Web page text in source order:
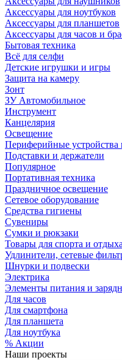
Аксессуары для ноутбуков
Аксессуары для планшетов
Аксессуары для часов и
Бытовая техника
Всё для селфи
Детские игрушки и игры
Защита на камеру
Зонт
ЗУ Автомобильное
Инструмент
Канцелярия
Освещение
Периферийные устройства
Подставки и держатели
Популярное
Портативная техника
Праздничное освещение
Сетевое оборудование
Средства гигиены
Сувениры
Сумки и рюкзаки
Товары для спорта и отдыха
Удлинители, сетевые
Шнурки и подвески
Электрика
Элементы питания и
Для часов
Для смартфона
Для планшета
Для ноутбука
% Акции
Наши проекты